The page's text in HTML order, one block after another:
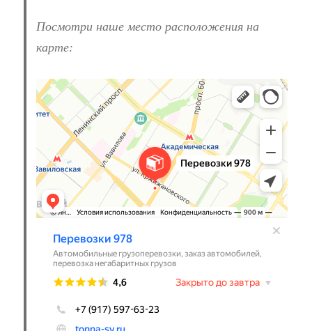
Посмотри наше место расположения на
карте:
Перевозки 978
Перевозка негабаритных грузов в Москве
Автомобильные грузоперевозки в Москве